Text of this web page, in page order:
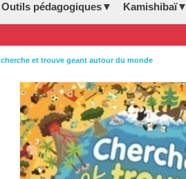
Outils pédagogiques▼ Kamishibaï▼
cherche et trouve geant autour du monde